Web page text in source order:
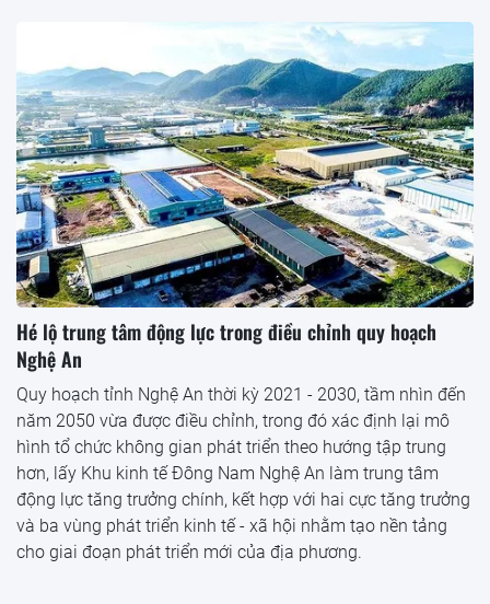
Hé lộ trung tâm động lực trong điều chỉnh quy hoạch
Nghệ An
Quy hoạch tỉnh Nghệ An thời kỳ 2021 - 2030, tầm nhìn đến
năm 2050 vừa được điều chỉnh, trong đó xác định lại mô
hình tổ chức không gian phát triển theo hướng tập trung
hơn, lấy Khu kinh tế Đông Nam Nghệ An làm trung tâm
động lực tăng trưởng chính, kết hợp với hai cực tăng trưởng
và ba vùng phát triển kinh tế - xã hội nhằm tạo nền tảng
cho giai đoạn phát triển mới của địa phương.